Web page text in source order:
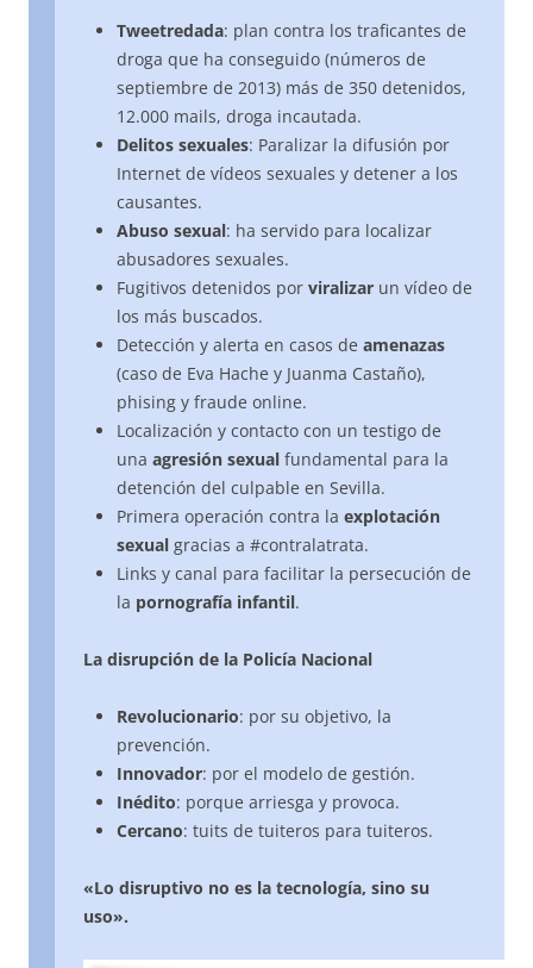
Tweetredada: plan contra los traficantes de
droga que ha conseguido (números de
septiembre de 2013) más de 350 detenidos,
12.000 mails, droga incautada.
Delitos sexuales: Paralizar la difusión por
Internet de vídeos sexuales y detener a los
causantes.
Abuso sexual: ha servido para localizar
abusadores sexuales.
Fugitivos detenidos por viralizar un vídeo de
los más buscados.
Detección y alerta en casos de amenazas
(caso de Eva Hache y Juanma Castaño),
phising y fraude online.
Localización y contacto con un testigo de
una agresión sexual fundamental para la
detención del culpable en Sevilla.
Primera operación contra la explotación
sexual gracias a #contralatrata.
Links y canal para facilitar la persecución de
la pornografía infantil.
La disrupción de la Policía Nacional
Revolucionario: por su objetivo, la
prevención.
Innovador: por el modelo de gestión.
Inédito: porque arriesga y provoca.
Cercano: tuits de tuiteros para tuiteros.
«Lo disruptivo no es la tecnología, sino su
uso».